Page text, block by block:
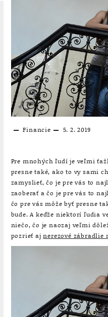
Financie 5. 2. 2019
Pre mnohých ľudí je veľmi
presne také, ako to vy sami
zamyslieť, čo je pre vás to
zaoberať a čo je pre vás to
čo pre vás môže byť presne
bude. A keďže niektorí ľudia
niečo, čo je naozaj veľmi
pozrieť ajnerezové zábradlie